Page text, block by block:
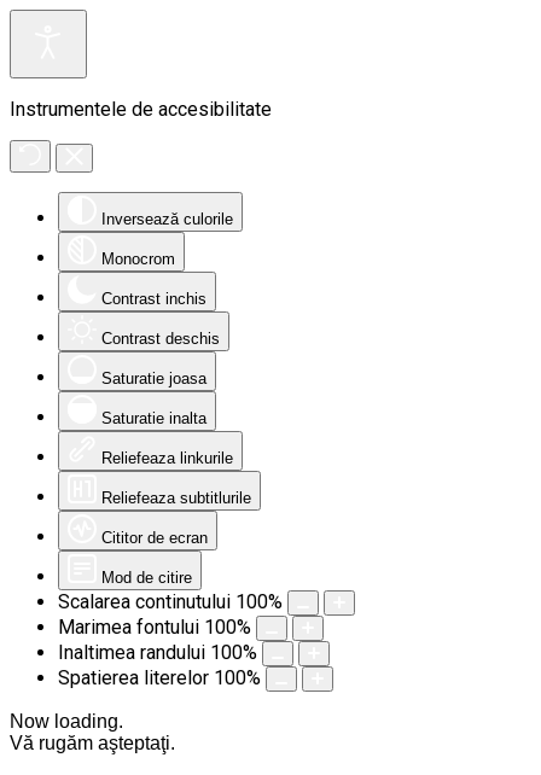
Instrumentele de accesibilitate
Inversează culorile
Monocrom
Contrast inchis
Contrast deschis
Saturatie joasa
Saturatie inalta
Reliefeaza linkurile
Reliefeaza subtitlurile
Cititor de ecran
Mod de citire
Scalarea continutului 100%
Marimea fontului 100%
Inaltimea randului 100%
Spatierea literelor 100%
Now loading.
Vă rugăm aşteptaţi.